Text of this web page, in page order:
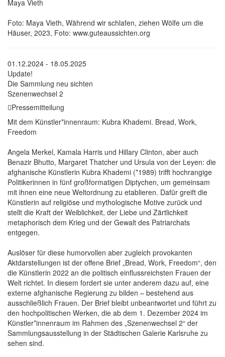
Maya Vieth
Foto: Maya Vieth, Während wir schlafen, ziehen Wölfe um die
Häuser, 2023, Foto: www.guteaussichten.org
01.12.2024 - 18.05.2025
Update!
Die Sammlung neu sichten
Szenenwechsel 2
Pressemitteilung
Mit dem Künstler*innenraum: Kubra Khademi. Bread, Work,
Freedom
Angela Merkel, Kamala Harris und Hillary Clinton, aber auch
Benazir Bhutto, Margaret Thatcher und Ursula von der Leyen: die
afghanische Künstlerin Kubra Khademi (*1989) trifft hochrangige
Politikerinnen in fünf großformatigen Diptychen, um gemeinsam
mit ihnen eine neue Weltordnung zu etablieren. Dafür greift die
Künstlerin auf religiöse und mythologische Motive zurück und
stellt die Kraft der Weiblichkeit, der Liebe und Zärtlichkeit
metaphorisch dem Krieg und der Gewalt des Patriarchats
entgegen.
Auslöser für diese humorvollen aber zugleich provokanten
Aktdarstellungen ist der offene Brief „Bread, Work, Freedom“, den
die Künstlerin 2022 an die politisch einflussreichsten Frauen der
Welt richtet. In diesem fordert sie unter anderem dazu auf, eine
externe afghanische Regierung zu bilden – bestehend aus
ausschließlich Frauen. Der Brief bleibt unbeantwortet und führt zu
den hochpolitischen Werken, die ab dem 1. Dezember 2024 im
Künstler*innenraum im Rahmen des „Szenenwechsel 2“ der
Sammlungsausstellung in der Städtischen Galerie Karlsruhe zu
sehen sind.